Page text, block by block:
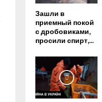
Зашли в
приемный покой
с дробовиками,
просили спирт,...